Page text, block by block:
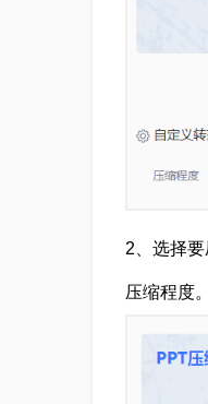
2、选择
压缩程度。